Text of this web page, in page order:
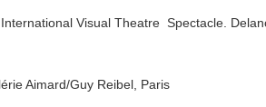
Visual Theatre Spectacle.
Aimard/Guy Reibel, Paris